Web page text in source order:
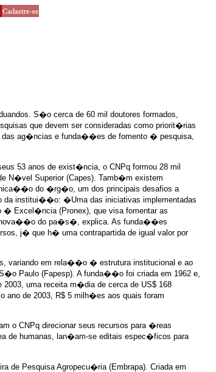
S�o cerca de 60 mil doutores formados,
que devem ser consideradas como priorit�rias
das ag�ncias e funda��es de fomento � pesquisa,
53 anos de exist�ncia, o CNPq formou 28 mil
N�vel Superior (Capes). Tamb�m existem
do �rg�o, um dos principais desafios a
da institui��o: �Uma das iniciativas implementadas
Excel�ncia (Pronex), que visa fomentar as
Inova��o do pa�s�, explica. As funda��es
j� que h� uma contrapartida de igual valor por
variando em rela��o � estrutura institucional e ao
Paulo (Fapesp). A funda��o foi criada em 1962 e,
uma receita m�dia de cerca de US$ 168
de 2003, R$ 5 milh�es aos quais foram
o CNPq direcionar seus recursos para �reas
de humanas, lan�am-se editais espec�ficos para
de Pesquisa Agropecu�ria (Embrapa). Criada em